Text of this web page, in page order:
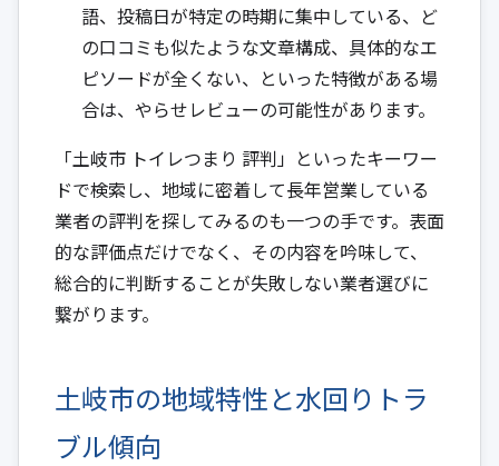
語、投稿日が特定の時期に集中している、ど
の口コミも似たような文章構成、具体的なエ
ピソードが全くない、といった特徴がある場
合は、やらせレビューの可能性があります。
「土岐市 トイレつまり 評判」といったキーワー
ドで検索し、地域に密着して長年営業している
業者の評判を探してみるのも一つの手です。表面
的な評価点だけでなく、その内容を吟味して、
総合的に判断することが失敗しない業者選びに
繋がります。
土岐市の地域特性と水回りトラ
ブル傾向